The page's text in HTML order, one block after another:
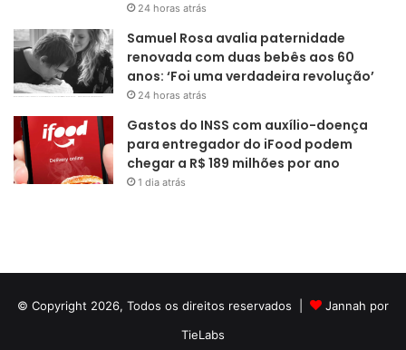
24 horas atrás
Samuel Rosa avalia paternidade
renovada com duas bebês aos 60
anos: ‘Foi uma verdadeira revolução’
24 horas atrás
Gastos do INSS com auxílio-doença
para entregador do iFood podem
chegar a R$ 189 milhões por ano
1 dia atrás
© Copyright 2026, Todos os direitos reservados |
Jannah por
TieLabs